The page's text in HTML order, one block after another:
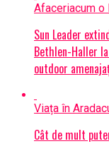
Afaceriacum o
Sun Leader
Bethlen-Haller
outdoor
Viața în Arad
Cât de mult